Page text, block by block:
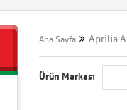
Ana Sayfa Aprilia
Ürün Markası